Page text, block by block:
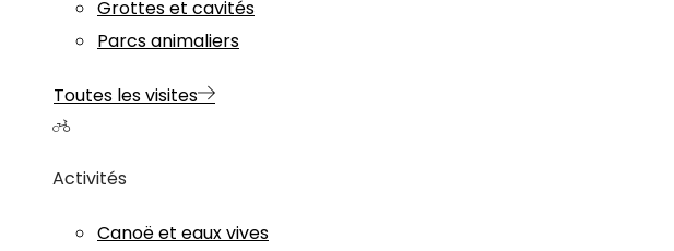
Grottes et cavités
Parcs animaliers
Toutes les visites
Activités
Canoë et eaux vives